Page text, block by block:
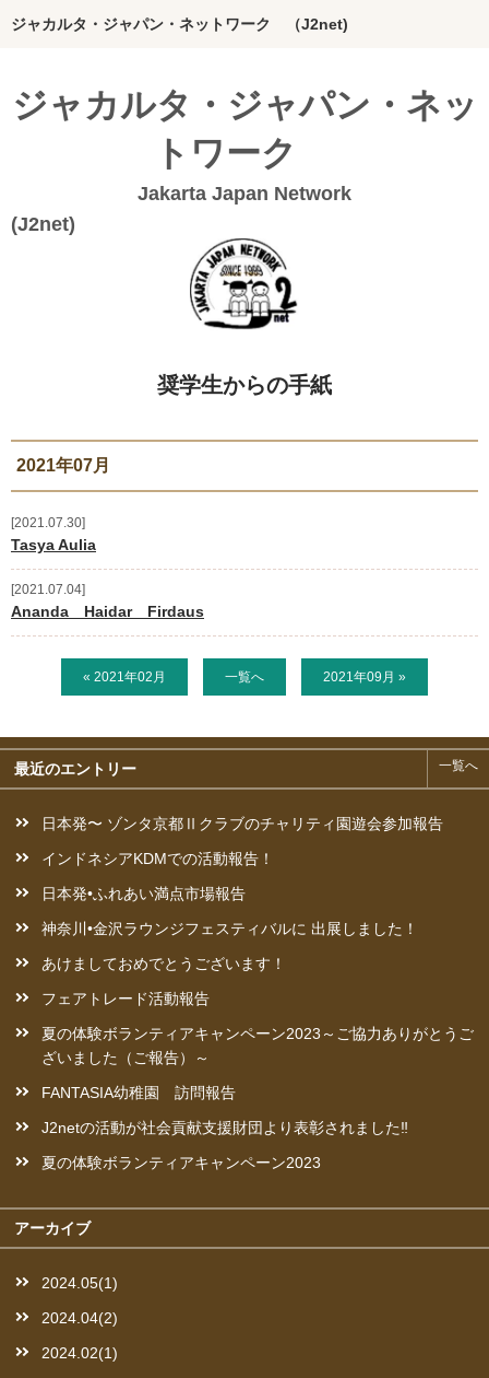
ジャカルタ・ジャパン・ネットワーク （J2net)
ジャカルタ・ジャパン・ネッ
トワーク
Jakarta Japan Network
インドネシアってどんな国？
ジャカルタの活動
ご支援のお願い
活動予定
新着情報
ニュースレター
奨学生からの手紙
2021年07月
2021.07.30
Tasya Aulia
2021.07.04
Ananda Haidar Firdaus
« 2021年02月 一覧へ 2021年09月 »
最近のエントリー 一覧へ
日本発〜 ゾンタ京都Ⅱクラブのチャリティ園遊会参加報告
インドネシアKDMでの活動報告！
日本発•ふれあい満点市場報告
神奈川•金沢ラウンジフェスティバルに 出展しました！
あけましておめでとうございます！
フェアトレード活動報告
夏の体験ボランティアキャンペーン2023～ご協力ありがとうご
ざいました（ご報告）～
FANTASIA幼稚園 訪問報告
J2netの活動が社会貢献支援財団より表彰されました‼︎
夏の体験ボランティアキャンペーン2023
アーカイブ
2024.05(1)
2024.04(2)
2024.02(1)